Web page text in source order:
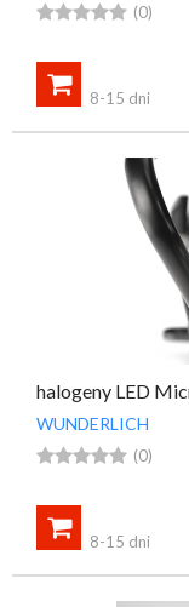
 (0)

8-15 dni
halogeny LED
WUNDERLICH
 (0)

8-15 dni